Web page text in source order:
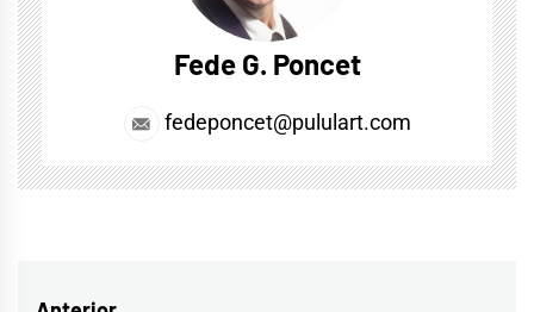
Fede G. Poncet
fedeponcet@pululart.com